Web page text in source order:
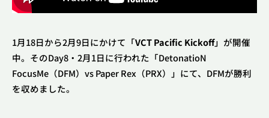
1月18日から2月9日にかけて「VCT Pacific Kickoff」が開催
中。そのDay8・2月1日に行われた「DetonatioN
FocusMe（DFM）vs Paper Rex（PRX）」にて、DFMが勝利
を収めました。